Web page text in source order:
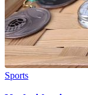
Sports